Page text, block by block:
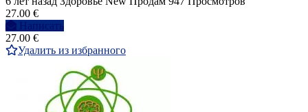
27.00 €
Написать
27.00 €
Удалить из избранного